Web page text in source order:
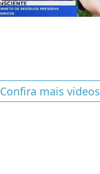
Confira mais videos